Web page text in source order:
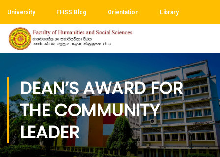
University FHSS Blog Orientation Library
DEAN’S AWARD FOR
THE COMMUNITY
LEADER